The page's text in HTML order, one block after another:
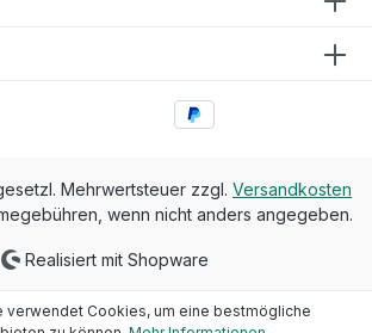
Mehrwertsteuer zzgl. Versandkosten
wenn nicht anders angegeben.
Realisiert mit Shopware
verwendet Cookies, um eine bestmögliche